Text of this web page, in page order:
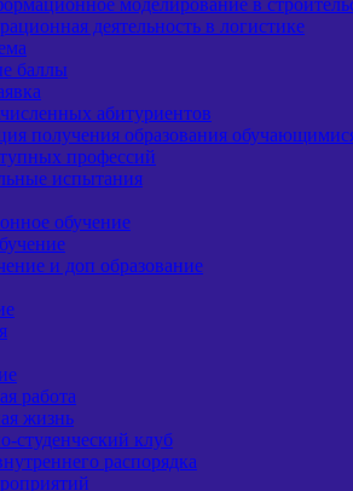
моделирование в
деятельность в логистике
баллы
абитуриентов
получения образования
профессий
испытания
обучение
и доп образование
работа
жизнь
студенческий клуб
распорядка